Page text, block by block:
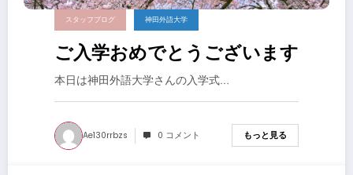
スタッフブログ 神田外語大学
ご入学おめでとうございます
本日は神田外語大学さんの入学式…
Ae130rrbzs 0 コメント もっと見る